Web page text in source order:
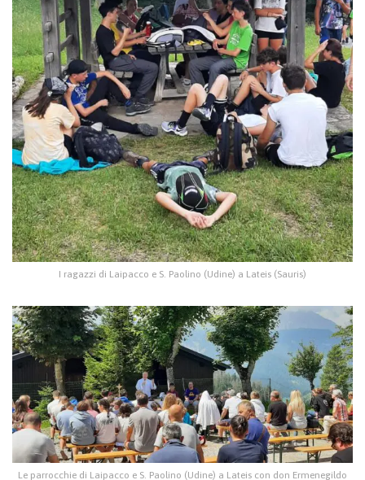
I ragazzi di Laipacco e S. Paolino (Udine) a Lateis (Sauris)
Le parrocchie di Laipacco e S. Paolino (Udine) a Lateis con don Ermenegildo